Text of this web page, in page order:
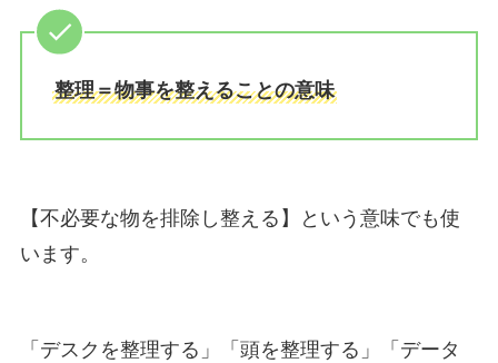
整理＝物事を整えることの意味
【不必要な物を排除し整える】という意味でも使
います。
「デスクを整理する」「頭を整理する」「データ